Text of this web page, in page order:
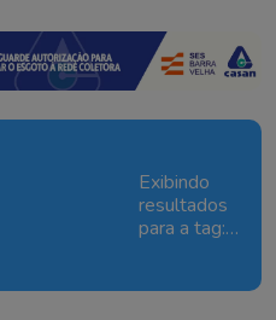
Exibindo
resultados
para a tag:
Servos de